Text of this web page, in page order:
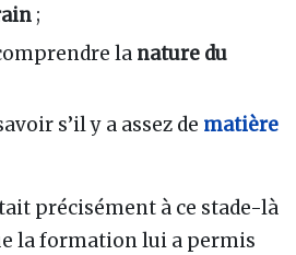
;
la nature du
s’il y a assez de matière
précisément à ce stade-là
la formation lui a permis